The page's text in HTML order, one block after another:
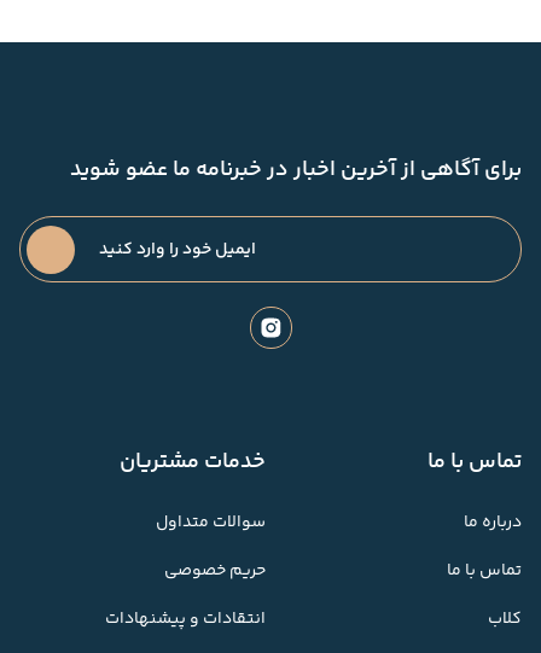
برای آگاهی از آخرین اخبار در خبرنامه ما عضو شوید
تماس با ما
درباره ما
تماس با ما
کلاب
خدمات مشتریان
سوالات متداول
حریم خصوصی
انتقادات و پیشنهادات